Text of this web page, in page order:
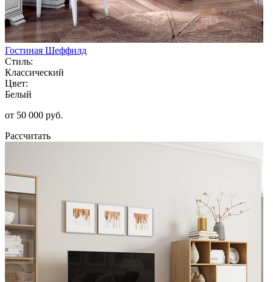
Гостиная Шеффилд
Стиль:
Классический
Цвет:
Белый
от 50 000 руб.
Рассчитать